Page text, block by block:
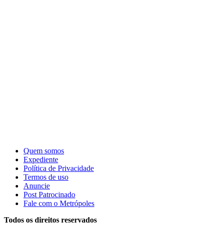
Quem somos
Expediente
Política de Privacidade
Termos de uso
Anuncie
Post Patrocinado
Fale com o Metrópoles
Todos os direitos reservados